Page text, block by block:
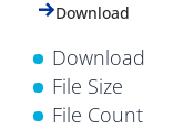
Download
Download
File Size
File Count